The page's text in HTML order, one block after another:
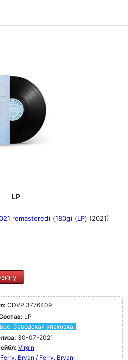
исполнителя - от рок-н-
поп-музыки; от R&B и
баллад; от
от джаза до кантри, фолка,
волны. В центре -
Брайана Ферри, артиста,
записи 1973-2023"
продуктов, со-куратором и
является Брайан Ферри. На
потрясающих
сделанных одними из
рок-парадигмы, включая
Пенни Смита и Брайана
LP станут идеальным
музыкой Брайана
книгу с подробными
LP
remastered) (180g) (LP) (2021)
CDVP 3776409
LP
Заводская упаковка.
30-07-2021
Virgin
Ferry, Bryan / Ferry, Bryan